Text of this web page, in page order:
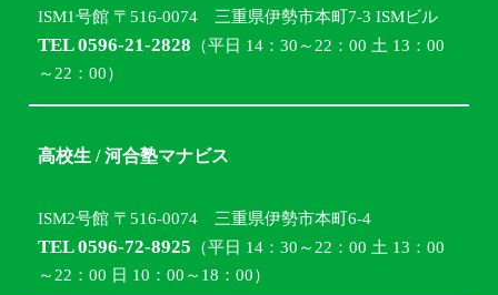
ISM1号館 〒516-0074 三重県伊勢市本町7-3 ISMビル
TEL 0596-21-2828 （平日 14：30～22：00 土 13：00
～22：00）
高校生 / 河合塾マナビス
ISM2号館 〒516-0074 三重県伊勢市本町6-4
TEL 0596-72-8925 （平日 14：30～22：00 土 13：00
～22：00 日 10：00～18：00）